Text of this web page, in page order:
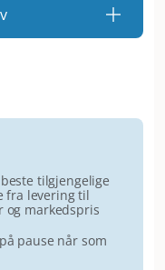
tilgjengelige
fra levering til
og markedspris
pause når som